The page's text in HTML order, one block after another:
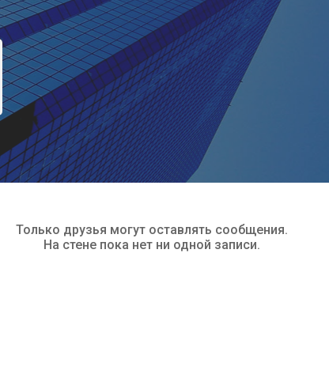
Только друзья могут оставлять сообщения.
На стене пока нет ни одной записи.